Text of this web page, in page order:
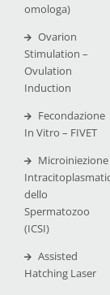
omologa)
Ovarion
Stimulation –
Ovulation
Induction
Fecondazione
In Vitro – FIVET
Microiniezione
dello
Spermatozoo
(ICSI)
Assisted
Hatching Laser